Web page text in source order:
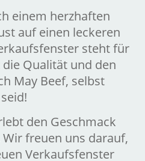
einem herzhaften
auf einen leckeren
steht für
Qualität und den
May Beef, selbst
den Geschmack
freuen uns darauf,
Verkaufsfenster